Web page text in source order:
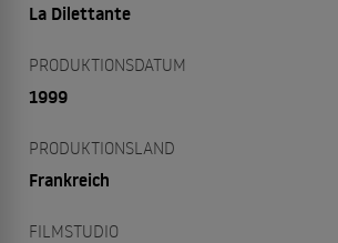
La Dilettante
PRODUKTIONSDATUM
1999
PRODUKTIONSLAND
Frankreich
FILMSTUDIO